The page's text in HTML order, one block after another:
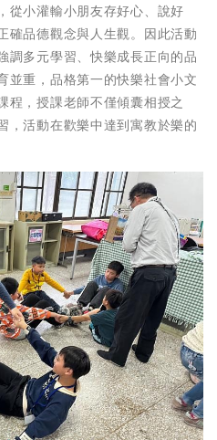
從小灌輸小朋友存好心、說好
確品德觀念與人生觀。因此活動
調多元學習、快樂成長正向的品
並重，品格第一的快樂社會小文
程，授課老師不僅傾囊相授之
，活動在歡樂中達到寓教於樂的